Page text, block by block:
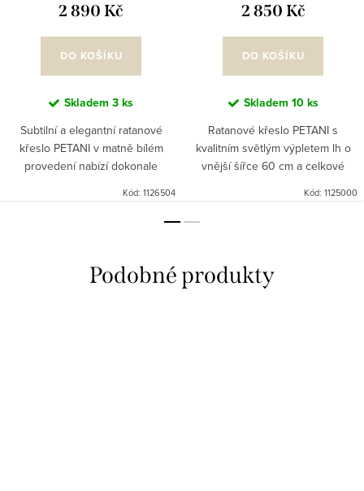
2 890 Kč
DO KOŠÍKU
Skladem 3 ks
Subtilní a elegantní ratanové
křeslo PETANI v matně bílém
provedení nabízí dokonale
Kód: 1126504
2 850 Kč
DO KOŠÍKU
Skladem 10 ks
Ratanové křeslo PETANI s
kvalitním světlým výpletem lh o
vnější šířce 60 cm a celkové
prostorovou nenáročnost. Křeslo
Kód: 1125000